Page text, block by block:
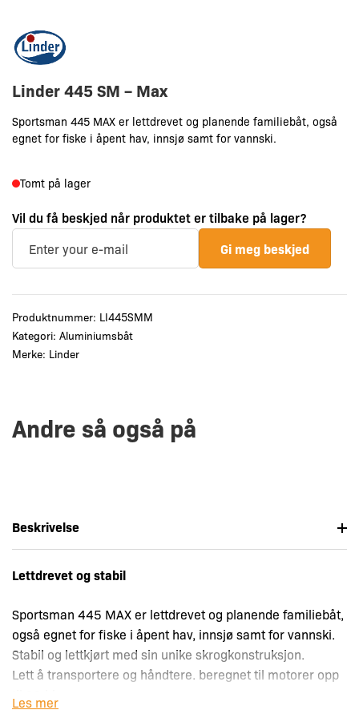
Linder 445 SM – Max
Sportsman 445 MAX er lettdrevet og planende familiebåt, også
egnet for fiske i åpent hav, innsjø samt for vannski.
Tomt på lager
Vil du få beskjed når produktet er tilbake på lager?
Gi meg beskjed
Produktnummer: LI445SMM
Kategori: Aluminiumsbåt
Merke: Linder
Andre så også på
Beskrivelse
Lettdrevet og stabil
Sportsman 445 MAX er lettdrevet og planende familiebåt,
også egnet for fiske i åpent hav, innsjø samt for vannski.
Stabil og lettkjørt med sin unike skrogkonstruksjon.
Lett å transportere og håndtere. beregnet til motorer opp
Les mer